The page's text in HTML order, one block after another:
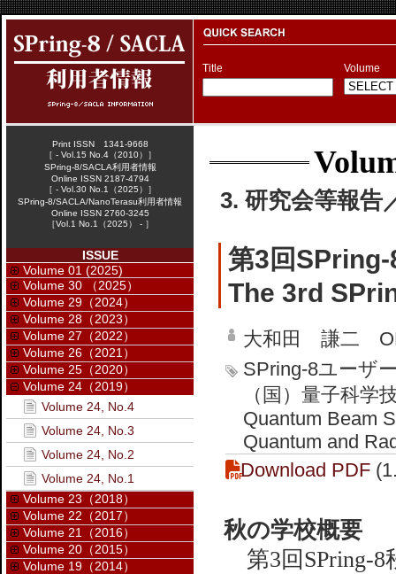
Title Volume
3. 研究会等報告
第3回
The 3rd
大和田 謙二
SPring-8ユーザ
（国）量子科
Quantum Beam
Quantum and
Download PDF
秋の学校概要
第3回SPring-8
Print ISSN 1341-9668
［ - Vol.15 No.4（2010）］
SPring-8/SACLA利用者情報
Online ISSN 2187-4794
［ - Vol.30 No.1（2025）］
SPring-8/SACLA/NanoTerasu利用者情報
Online ISSN 2760-3245
［Vol.1 No.1（2025） - ］
ISSUE
Volume 01 (2025)
Volume 30 （2025）
Volume 29（2024）
Volume 28（2023）
Volume 27（2022）
Volume 26（2021）
Volume 25（2020）
Volume 24（2019）
Volume 24, No.4
Volume 24, No.3
Volume 24, No.2
Volume 24, No.1
Volume 23（2018）
Volume 22（2017）
Volume 21（2016）
Volume 20（2015）
Volume 19（2014）